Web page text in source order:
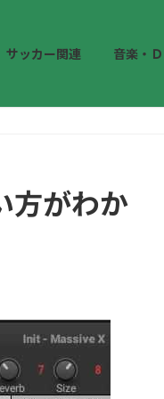
サッカー関連 音楽・
方がわか